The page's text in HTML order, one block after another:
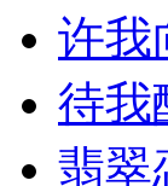
许我
待我
翡翠